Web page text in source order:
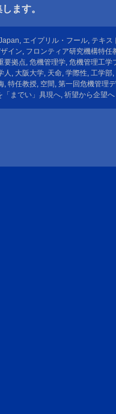
ます。
, エイプリル・フール, テキス
イン, フロンティア研究機構特任
要拠点, 危機管理学, 危機管理工学
人 , 大阪大学, 天命, 学際性, 工学部,
, 特任教授, 空間 , 第一回危機管理
「までい」具現へ, 祈望から企望へ